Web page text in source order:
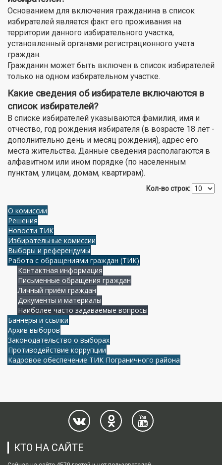
Основанием для включения гражданина в список
избирателей является факт его проживания на
территории данного избирательного участка,
установленный органами регистрационного учета
граждан.
Гражданин может быть включен в список избирателей
только на одном избирательном участке.
Какие сведения об избирателе включаются в
список избирателей?
В списке избирателей указываются фамилия, имя и
отчество, год рождения избирателя (в возрасте 18 лет -
дополнительно день и месяц рождения), адрес его
места жительства. Данные сведения располагаются в
алфавитном или ином порядке (по населенным
пунктам, улицам, домам, квартирам).
Кол-во строк:
О комиссии
Решения
Новости ТИК
Избирательные комиссии
Выборы и референдумы
Работа с обращениями граждан (ТИК)
Контактная информация
Письменные обращения граждан
Личный приём граждан
Документы и материалы
Наиболее часто задаваемые вопросы
Баннеры и ссылки
Архив выборов
Законодательство о выборах
Противодействие коррупции
Кадровое обеспечение ТИК Пограничного района
КТО НА САЙТЕ